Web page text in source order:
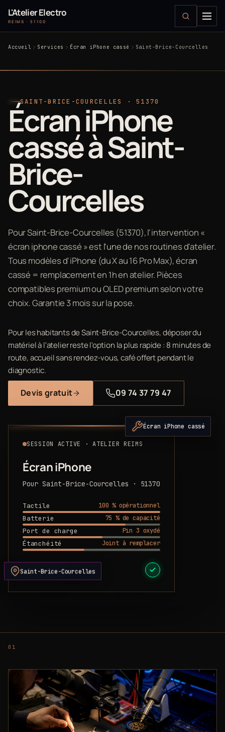
L'Atelier Electro
REIMS · 51100
Accueil Services Écran iPhone cassé Saint-Brice-Courcelles
SAINT-BRICE-COURCELLES · 51370
Écran iPhone
cassé à Saint-
Brice-
Courcelles
Pour Saint-Brice-Courcelles (51370), l'intervention «
écran iphone cassé » est l'une de nos routines d'atelier.
Tous modèles d'iPhone (du X au 16 Pro Max), écran
cassé = remplacement en 1h en atelier. Pièces
compatibles premium ou OLED premium selon votre
choix. Garantie 3 mois sur la pose.
Pour les habitants de Saint-Brice-Courcelles, déposer du
matériel à l'atelier reste l'option la plus rapide : 8 minutes de
route, accueil sans rendez-vous, café offert pendant le
diagnostic.
Devis gratuit 09 74 37 79 47
SESSION ACTIVE · ATELIER REIMS
Écran iPhone
Pour Saint-Brice-Courcelles · 51370
Tactile
100 % opérationnel
Batterie
75 % de capacité
Port de charge
Pin 3 oxydé
Étanchéité
Joint à remplacer
DEVIS PRÊT
Écran iPhone cassé
Saint-Brice-Courcelles